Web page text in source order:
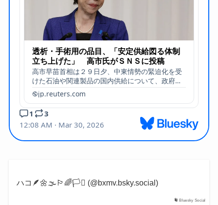
Bluesky Social
ハコ🪶🌼🌫️🏳️‍🌈🏳️‍⚧️ (@bxmv.bsky.social)